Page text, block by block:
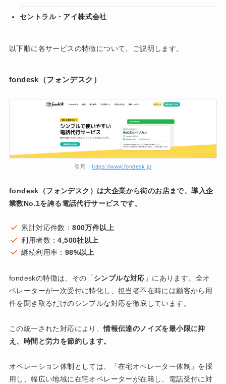
セントラル・アイ株式会社
以下順に各サービスの特徴について、ご説明します。
fondesk（フォンデスク）
引用：https://www.fondesk.jp
fondesk（フォンデスク）は大企業から街のお店まで、導入企
業数No.1を誇る電話代行サービスです。
累計対応件数：800万件以上
利用者数：4,500社以上
継続利用率： 98%以上
fondeskの特徴は、その「シンプルな対応 」にあります。全オ
ペレーターが一次受付に特化し、担当者不在時には顧客から用
件を聞き取るだけのシンプルな対応を徹底しています。
この統一された対応により、情報伝達のノイズを最小限に抑
え、時間と労力を節約します。
オペレーション体制としては、「在宅オペレーター体制」を採
用し、幅広い地域に在宅オペレーターが在籍し、電話受付に対